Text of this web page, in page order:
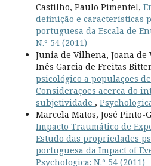
Castilho, Paulo Pimentel,
definição e características
portuguesa da Escala de
N.º 54 (2011)
Junia de Vilhena, Joana
Inês Garcia de Freitas
psicológico a populações
Considerações acerca do
subjetividade ,
Marcela Matos, José Pinto-
Impacto Traumático de
Estudo das propriedades
portuguesa da Impact of
Psychologica: N.º 54 (2011)